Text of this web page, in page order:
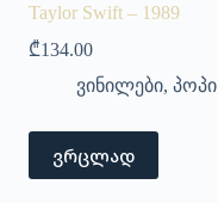
Taylor Swift – 1989
₾134.00
ვინილები,პოპი
ვრცლად